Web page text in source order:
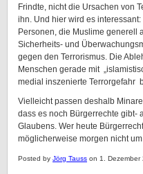
Frindte, nicht die Ursachen von
ihn. Und hier wird es
Personen, die Muslime generell
Sicherheits- und
gegen den Terrorismus. Die
Menschen gerade mit
medial inszenierte Terrorgefahr
Vielleicht passen deshalb
dass es noch Bürgerrechte gibt-
Glaubens. Wer heute
möglicherweise morgen nicht
Posted by Jörg Tauss on 1. Dezember